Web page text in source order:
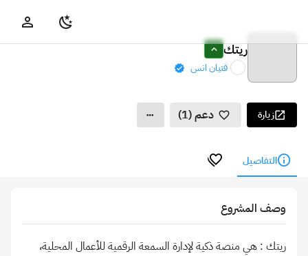
ريتك
فتيان انس
زيارة دعم (1)
التفاصيل
وصف المشروع
ريتك : هي منصة ذكية لإدارة السمعة الرقمية للأعمال المحلية،